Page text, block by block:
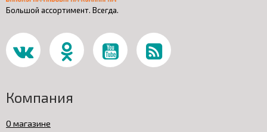
Большой ассортимент. Всегда.
Компания
О магазине